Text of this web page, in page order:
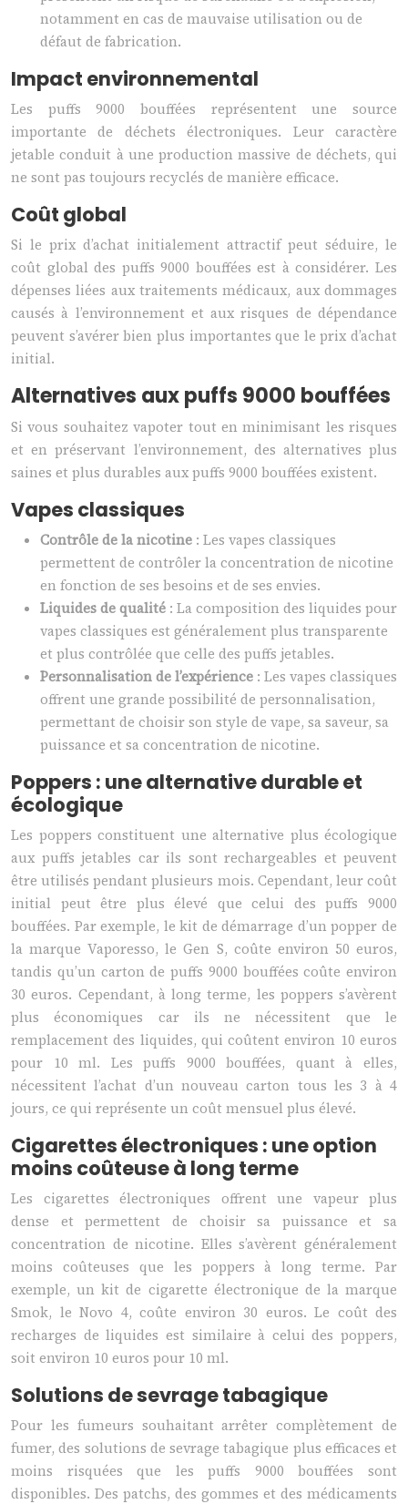
notamment en cas de mauvaise utilisation ou de
défaut de fabrication.
Impact environnemental
Les puffs 9000 bouffées représentent une source
importante de déchets électroniques. Leur caractère
jetable conduit à une production massive de déchets, qui
ne sont pas toujours recyclés de manière efficace.
Coût global
Si le prix d’achat initialement attractif peut séduire, le
coût global des puffs 9000 bouffées est à considérer. Les
dépenses liées aux traitements médicaux, aux dommages
causés à l’environnement et aux risques de dépendance
peuvent s’avérer bien plus importantes que le prix d’achat
initial.
Alternatives aux puffs 9000 bouffées
Si vous souhaitez vapoter tout en minimisant les risques
et en préservant l’environnement, des alternatives plus
saines et plus durables aux puffs 9000 bouffées existent.
Vapes classiques
Contrôle de la nicotine : Les vapes classiques
permettent de contrôler la concentration de nicotine
en fonction de ses besoins et de ses envies.
Liquides de qualité : La composition des liquides pour
vapes classiques est généralement plus transparente
et plus contrôlée que celle des puffs jetables.
Personnalisation de l’expérience : Les vapes classiques
offrent une grande possibilité de personnalisation,
permettant de choisir son style de vape, sa saveur, sa
puissance et sa concentration de nicotine.
Poppers : une alternative durable et
écologique
Les poppers constituent une alternative plus écologique
aux puffs jetables car ils sont rechargeables et peuvent
être utilisés pendant plusieurs mois. Cependant, leur coût
initial peut être plus élevé que celui des puffs 9000
bouffées. Par exemple, le kit de démarrage d’un popper de
la marque Vaporesso, le Gen S, coûte environ 50 euros,
tandis qu’un carton de puffs 9000 bouffées coûte environ
30 euros. Cependant, à long terme, les poppers s’avèrent
plus économiques car ils ne nécessitent que le
remplacement des liquides, qui coûtent environ 10 euros
pour 10 ml. Les puffs 9000 bouffées, quant à elles,
nécessitent l’achat d’un nouveau carton tous les 3 à 4
jours, ce qui représente un coût mensuel plus élevé.
Cigarettes électroniques : une option
moins coûteuse à long terme
Les cigarettes électroniques offrent une vapeur plus
dense et permettent de choisir sa puissance et sa
concentration de nicotine. Elles s’avèrent généralement
moins coûteuses que les poppers à long terme. Par
exemple, un kit de cigarette électronique de la marque
Smok, le Novo 4, coûte environ 30 euros. Le coût des
recharges de liquides est similaire à celui des poppers,
soit environ 10 euros pour 10 ml.
Solutions de sevrage tabagique
Pour les fumeurs souhaitant arrêter complètement de
fumer, des solutions de sevrage tabagique plus efficaces et
moins risquées que les puffs 9000 bouffées sont
disponibles. Des patchs, des gommes et des médicaments